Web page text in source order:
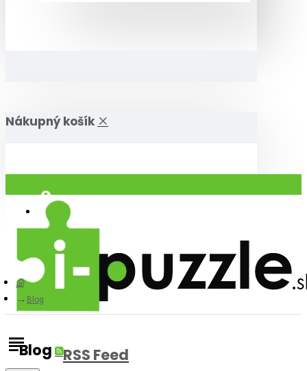
Nákupný košík
Prihlásiť
Registrovať
Blog
Blog RSS Feed